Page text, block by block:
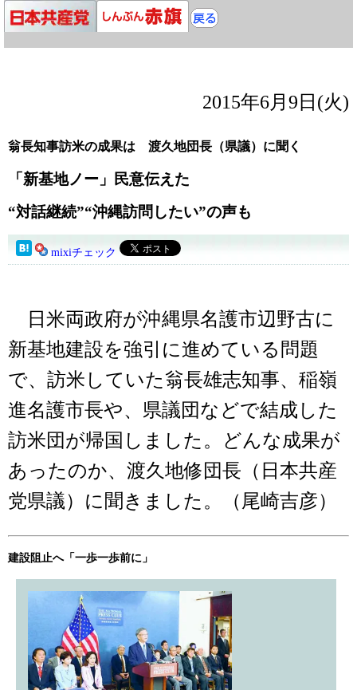
2015年6月9日(火)
翁長知事訪米の成果は 渡久地団長（県議）に聞く
「新基地ノー」民意伝えた
“対話継続”“沖縄訪問したい”の声も
mixiチェック
日米両政府が沖縄県名護市辺野古に
新基地建設を強引に進めている問題
で、訪米していた翁長雄志知事、稲嶺
進名護市長や、県議団などで結成した
訪米団が帰国しました。どんな成果が
あったのか、渡久地修団長（日本共産
党県議）に聞きました。（尾崎吉彦）
建設阻止へ「一歩一歩前に」